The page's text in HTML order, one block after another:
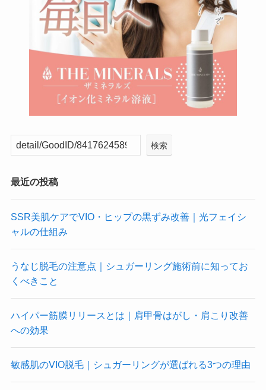
検索
最近の投稿
SSR美肌ケアでVIO・ヒップの黒ずみ改善｜光フェイシ
ャルの仕組み
うなじ脱毛の注意点｜シュガーリング施術前に知ってお
くべきこと
ハイパー筋膜リリースとは｜肩甲骨はがし・肩こり改善
への効果
敏感肌のVIO脱毛｜シュガーリングが選ばれる3つの理由